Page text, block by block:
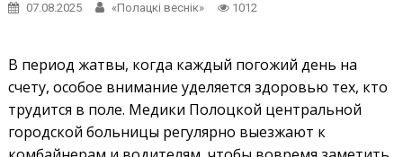
07.08.2025 «Полацкі веснік» 1012
В период жатвы, когда каждый погожий день на
счету, особое внимание уделяется здоровью тех, кто
трудится в поле. Медики Полоцкой центральной
городской больницы регулярно выезжают к